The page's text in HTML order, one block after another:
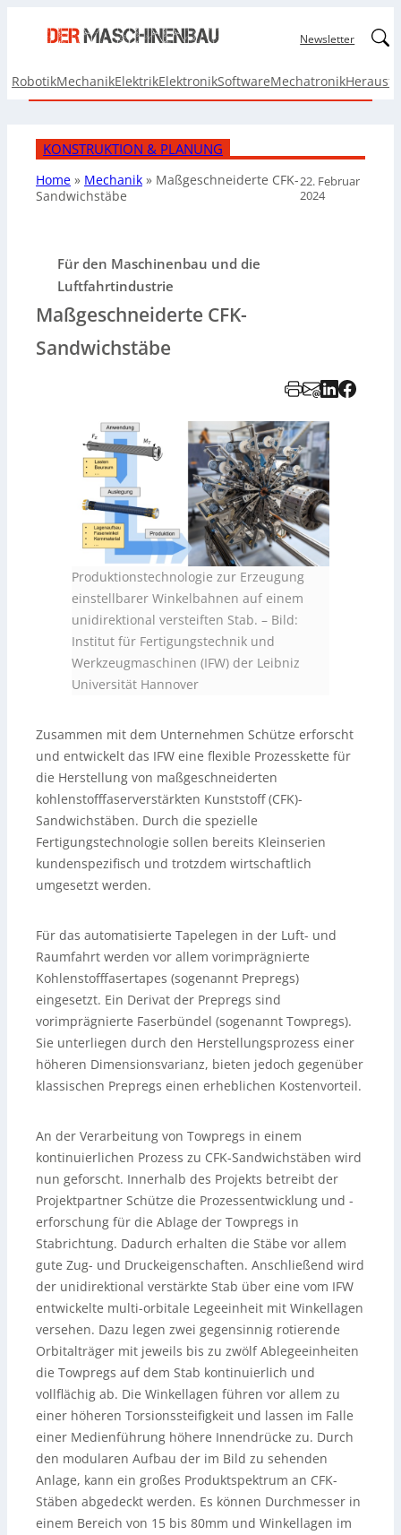
Newsletter
RobotikMechanikElektrikElektronikSoftwareMechatronik
KONSTRUKTION & PLANUNG
Home » Mechanik » Maßgeschneiderte CFK-
Sandwichstäbe
22. Februar
2024
Für den Maschinenbau und die
Luftfahrtindustrie
Maßgeschneiderte CFK-
Sandwichstäbe
Produktionstechnologie zur Erzeugung
einstellbarer Winkelbahnen auf einem
unidirektional versteiften Stab. – Bild:
Institut für Fertigungstechnik und
Werkzeugmaschinen (IFW) der Leibniz
Universität Hannover
Zusammen mit dem Unternehmen Schütze erforscht
und entwickelt das IFW eine flexible Prozesskette für
die Herstellung von maßgeschneiderten
kohlenstofffaserverstärkten Kunststoff (CFK)-
Sandwichstäben. Durch die spezielle
Fertigungstechnologie sollen bereits Kleinserien
kundenspezifisch und trotzdem wirtschaftlich
umgesetzt werden.
Für das automatisierte Tapelegen in der Luft- und
Raumfahrt werden vor allem vorimprägnierte
Kohlenstofffasertapes (sogenannt Prepregs)
eingesetzt. Ein Derivat der Prepregs sind
vorimprägnierte Faserbündel (sogenannt Towpregs).
Sie unterliegen durch den Herstellungsprozess einer
höheren Dimensionsvarianz, bieten jedoch gegenüber
klassischen Prepregs einen erheblichen Kostenvorteil.
An der Verarbeitung von Towpregs in einem
kontinuierlichen Prozess zu CFK-Sandwichstäben wird
nun geforscht. Innerhalb des Projekts betreibt der
Projektpartner Schütze die Prozessentwicklung und -
erforschung für die Ablage der Towpregs in
Stabrichtung. Dadurch erhalten die Stäbe vor allem
gute Zug- und Druckeigenschaften. Anschließend wird
der unidirektional verstärkte Stab über eine vom IFW
entwickelte multi-orbitale Legeeinheit mit Winkellagen
versehen. Dazu legen zwei gegensinnig rotierende
Orbitalträger mit jeweils bis zu zwölf Ablegeeinheiten
die Towpregs auf dem Stab kontinuierlich und
vollflächig ab. Die Winkellagen führen vor allem zu
einer höheren Torsionssteifigkeit und lassen im Falle
einer Medienführung höhere Innendrücke zu. Durch
den modularen Aufbau der im Bild zu sehenden
Anlage, kann ein großes Produktspektrum an CFK-
Stäben abgedeckt werden. Es können Durchmesser in
einem Bereich von 15 bis 80mm und Winkellagen im